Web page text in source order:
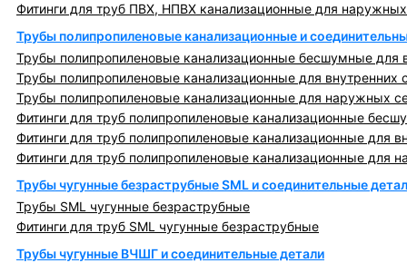
Фитинги для труб ПВХ, НПВХ канализационные для
Трубы полипропиленовые канализационные и
Трубы полипропиленовые канализационные бесшумные для
Трубы полипропиленовые канализационные для внутренних
Трубы полипропиленовые канализационные для наружных
Фитинги для труб полипропиленовые канализационные
Фитинги для труб полипропиленовые канализационные для
Фитинги для труб полипропиленовые канализационные для
Трубы чугунные безраструбные SML и соединительные
Трубы SML чугунные безраструбные
Фитинги для труб SML чугунные безраструбные
Трубы чугунные ВЧШГ и соединительные детали